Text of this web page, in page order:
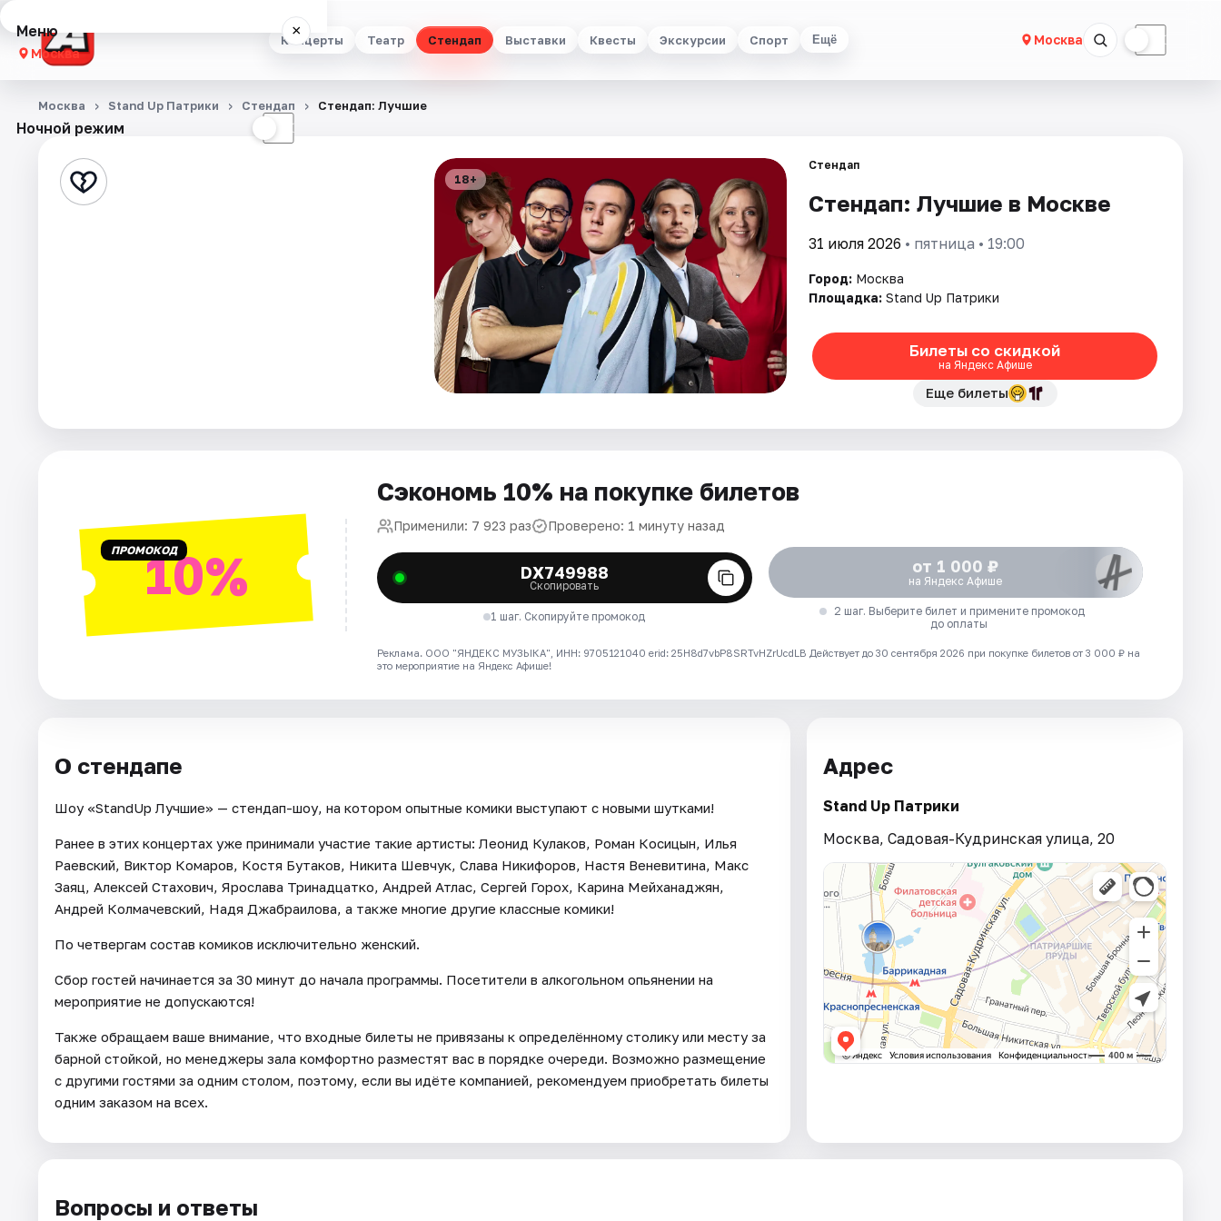
Концерты Театр Стендап Выставки Квесты Экскурсии Спорт Ещё Москва ☾
Меню ×
Москва
Концерты
Стендап
Артисты
Ночной режим ☾
Москва Stand Up Патрики Стендап Стендап: Лучшие
18+
Стендап
Стендап: Лучшие в Москве
31 июля 2026 • пятница • 19:00
Город: Москва
Площадка: Stand Up Патрики
Билеты со скидкой
на Яндекс Афише
Еще билеты
ПРОМОКОД10%
Сэкономь 10% на покупке билетов
Применили: 7 923 раз Проверено: 1 минуту назад
DX749988
Скопировать
1 шаг. Скопируйте промокод
от 1 000 ₽
на Яндекс Афише
2 шаг. Выберите билет и примените промокод
до оплаты
Реклама. ООО "ЯНДЕКС МУЗЫКА", ИНН: 9705121040 erid: 25H8d7vbP8SRTvHZrUcdLB Действует до 30 сентября 2026 при покупке билетов от 3 000 ₽ на
это мероприятие на Яндекс Афише!
О стендапе
Шоу «StandUp Лучшие» — стендап-шоу, на котором опытные комики выступают с новыми шутками!
Ранее в этих концертах уже принимали участие такие артисты: Леонид Кулаков, Роман Косицын, Илья
Раевский, Виктор Комаров, Костя Бутаков, Никита Шевчук, Слава Никифоров, Настя Веневитина, Макс
Заяц, Алексей Стахович, Ярослава Тринадцатко, Андрей Атлас, Сергей Горох, Карина Мейханаджян,
Андрей Колмачевский, Надя Джабраилова, а также многие другие классные комики!
По четвергам состав комиков исключительно женский.
Сбор гостей начинается за 30 минут до начала программы. Посетители в алкогольном опьянении на
мероприятие не допускаются!
Также обращаем ваше внимание, что входные билеты не привязаны к определённому столику или месту за
барной стойкой, но менеджеры зала комфортно разместят вас в порядке очереди. Возможно размещение
с другими гостями за одним столом, поэтому, если вы идёте компанией, рекомендуем приобретать билеты
одним заказом на всех.
Адрес
Stand Up Патрики
Москва, Садовая-Кудринская улица, 20
Вопросы и ответы